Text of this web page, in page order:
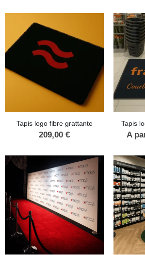
1 avis
Tapis logo fibre grattante
209,00 €
Tapis
A